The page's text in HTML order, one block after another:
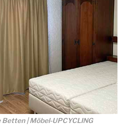
Betten | Möbel-UPCYCLING